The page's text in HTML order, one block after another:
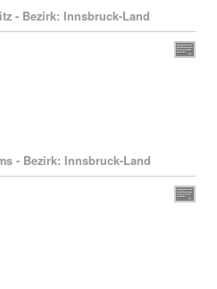
- Bezirk: Innsbruck-Land
- Bezirk: Innsbruck-Land